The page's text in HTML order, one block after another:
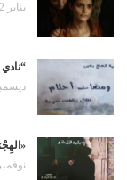
يناير 22, 2026
ديسمبر 15,
نوفمبر 20, 2025